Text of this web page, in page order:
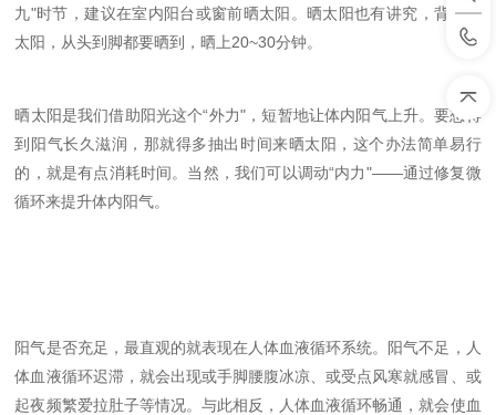
九"时节，建议在室内阳台或窗前晒太阳。晒太阳也有讲究，背对着
太阳，从头到脚都要晒到，晒上20~30分钟。
晒太阳是我们借助阳光这个“外力"，短暂地让体内阳气上升。要想得
到阳气长久滋润，那就得多抽出时间来晒太阳，这个办法简单易行
的，就是有点消耗时间。当然，我们可以调动“内力"——通过修复微
循环来提升体内阳气。
阳气是否充足，最直观的就表现在人体血液循环系统。阳气不足，人
体血液循环迟滞，就会出现或手脚腰腹冰凉、或受点风寒就感冒、或
起夜频繁爱拉肚子等情况。与此相反，人体血液循环畅通，就会使血